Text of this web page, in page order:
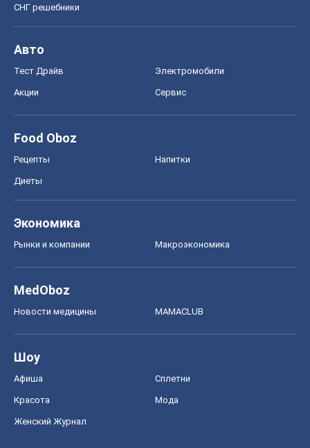
СНГ решебники
Авто
Тест Драйв Электромобили
Акции Сервис
Food Oboz
Рецепты Напитки
Диеты
Экономика
Рынки и компании Mакроэкономика
MedOboz
Новости медицины MAMACLUB
Шоу
Афиша Сплетни
Красота Мода
Женский Журнал